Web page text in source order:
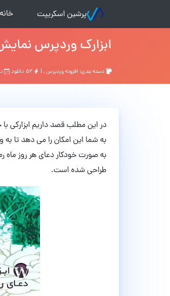
پرشین اسکریپت خانه
ابزارک وردپرس نمایش
دسته بندی: افزونه وردپرس, | ۵۲ دانلود
در این مطلب قصد داریم ابزارکی
به شما این امکان را می دهد تا
به صورت خودکار دعای هر روز
طراحی شده است.